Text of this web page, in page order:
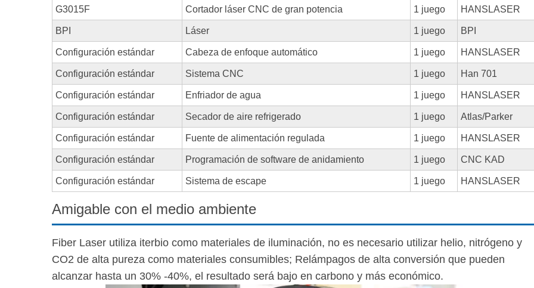
G3015F Cortador láser CNC de gran potencia 1 juego HANSLASER
BPI Láser 1 juego BPI
Configuración estándar Cabeza de enfoque automático 1 juego HANSLASER
Configuración estándar Sistema CNC 1 juego Han 701
Configuración estándar Enfriador de agua 1 juego HANSLASER
Configuración estándar Secador de aire refrigerado 1 juego Atlas/Parker
Configuración estándar Fuente de alimentación regulada 1 juego HANSLASER
Configuración estándar Programación de software de anidamiento 1 juego CNC KAD
Configuración estándar Sistema de escape 1 juego HANSLASER
Amigable con el medio ambiente
Fiber Laser utiliza iterbio como materiales de iluminación, no es necesario utilizar helio, nitrógeno y
CO2 de alta pureza como materiales consumibles; Relámpagos de alta conversión que pueden
alcanzar hasta un 30% -40%, el resultado será bajo en carbono y más económico.